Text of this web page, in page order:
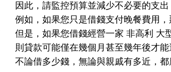
因此，請監控預算並減少不必要的支
例如，如果您只是借錢支付晚餐費用，
但是，如果您借錢經營一家 非高利 大
則貸款可能僅在幾個月甚至幾年後才能
不論借多少錢，無論與親戚有多近，都